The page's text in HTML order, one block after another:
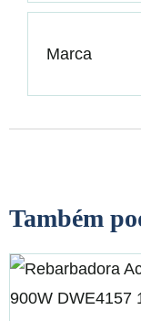
Marca
Também